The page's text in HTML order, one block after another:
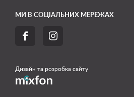
МИ В СОЦІАЛЬНИХ МЕРЕЖАХ
 
Дизайн та розробка сайту